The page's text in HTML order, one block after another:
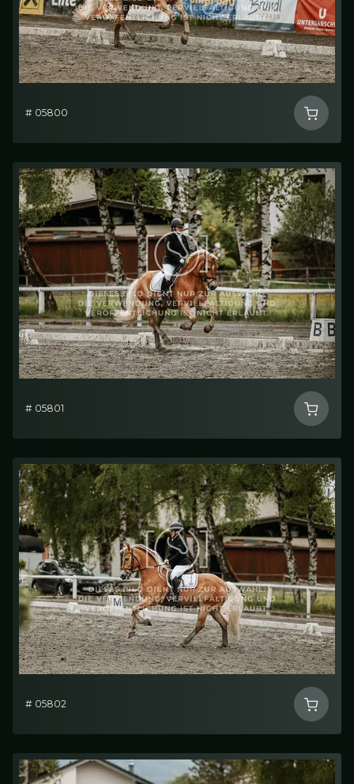
# 05800
# 05801
# 05802